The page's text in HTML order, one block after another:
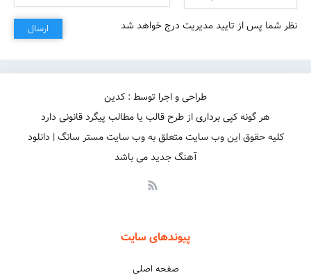
نظر شما پس از تایید مدیریت درج خواهد شد ارسال
طراحی و اجرا توسط : کدین
هر گونه کپی برداری از طرح قالب یا مطالب پیگرد قانونی دارد
کلیه حقوق این وب سایت متعلق به وب سایت مستر سانگ | دانلود
آهنگ جدید می باشد
پیوندهای سایت
صفحه اصلی